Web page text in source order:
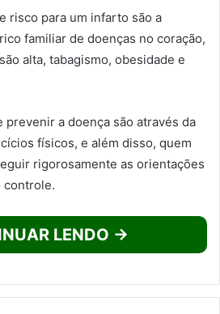
risco para um infarto são a
familiar de doenças no coração,
alta, tabagismo, obesidade e
prevenir a doença são através da
físicos, e além disso, quem
rigorosamente as orientações
controle.
LENDO →